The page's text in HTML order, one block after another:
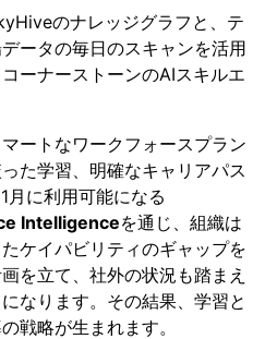
のナレッジグラフと、テ
ータの毎日のスキャンを活用
ーナーストーンのAIスキルエ
ートなワークフォースプラン
た学習、明確なキャリアパス
月に利用可能になる
Intelligenceを通じ、組織は
ケイパビリティのギャップを
を立て、社外の状況も踏まえ
なります。その結果、学習と
戦略が生まれます。